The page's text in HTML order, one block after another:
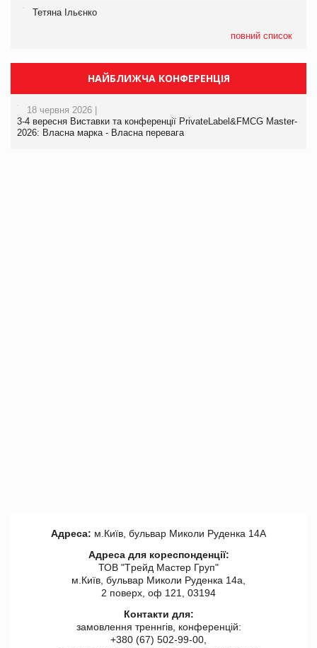
Тетяна Ільєнко
повний список
НАЙБЛИЖЧА КОНФЕРЕНЦІЯ
18 червня 2026 |
3-4 вересня Виставки та конференції PrivateLabel&FMCG Master-
2026: Власна марка - Власна перевага
Адреса: м.Київ, бульвар Миколи Руденка 14А
Адреса для кореспонденції:
ТОВ "Tрейд Мастер Груп"
м.Київ, бульвар Миколи Руденка 14а,
2 поверх, оф 121, 03194
Контакти для:
замовлення треннгів, конференцій:
+380 (67) 502-99-00,